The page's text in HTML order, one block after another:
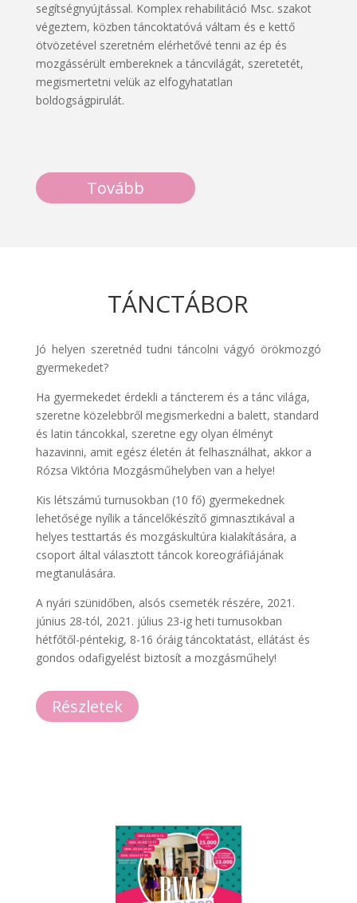
segítségnyújtással. Komplex rehabilitáció Msc. szakot
végeztem, közben táncoktatóvá váltam és e kettő
ötvözetével szeretném elérhetővé tenni az ép és
mozgássérült embereknek a táncvilágát, szeretetét,
megismertetni velük az elfogyhatatlan
boldogságpirulát.
Tovább
TÁNCTÁBOR
Jó helyen szeretnéd tudni táncolni vágyó örökmozgó
gyermekedet?
Ha gyermekedet érdekli a táncterem és a tánc világa,
szeretne közelebbről megismerkedni a balett, standard
és latin táncokkal, szeretne egy olyan élményt
hazavinni, amit egész életén át felhasználhat, akkor a
Rózsa Viktória Mozgásműhelyben van a helye!
Kis létszámú turnusokban (10 fő) gyermekednek
lehetősége nyílik a táncelőkészítő gimnasztikával a
helyes testtartás és mozgáskultúra kialakítására, a
csoport által választott táncok koreográfiájának
megtanulására.
A nyári szünidőben, alsós csemeték részére, 2021.
június 28-tól, 2021. július 23-ig heti turnusokban
hétfőtől-péntekig, 8-16 óráig táncoktatást, ellátást és
gondos odafigyelést biztosít a mozgásműhely!
Részletek